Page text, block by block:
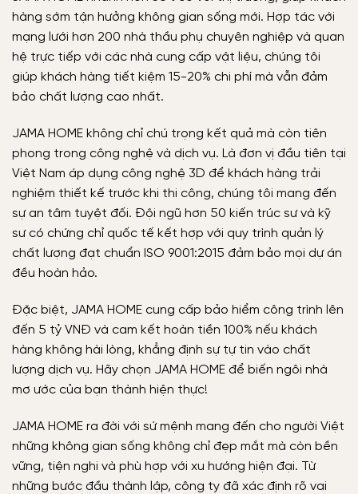
hàng sớm tận hưởng không gian sống mới. Hợp tác với
mạng lưới hơn 200 nhà thầu phụ chuyên nghiệp và quan
hệ trực tiếp với các nhà cung cấp vật liệu, chúng tôi
giúp khách hàng tiết kiệm 15-20% chi phí mà vẫn đảm
bảo chất lượng cao nhất.
JAMA HOME không chỉ chú trọng kết quả mà còn tiên
phong trong công nghệ và dịch vụ. Là đơn vị đầu tiên tại
Việt Nam áp dụng công nghệ 3D để khách hàng trải
nghiệm thiết kế trước khi thi công, chúng tôi mang đến
sự an tâm tuyệt đối. Đội ngũ hơn 50 kiến trúc sư và kỹ
sư có chứng chỉ quốc tế kết hợp với quy trình quản lý
chất lượng đạt chuẩn ISO 9001:2015 đảm bảo mọi dự án
đều hoàn hảo.
Đặc biệt, JAMA HOME cung cấp bảo hiểm công trình lên
đến 5 tỷ VNĐ và cam kết hoàn tiền 100% nếu khách
hàng không hài lòng, khẳng định sự tự tin vào chất
lượng dịch vụ. Hãy chọn JAMA HOME để biến ngôi nhà
mơ ước của bạn thành hiện thực!
JAMA HOME ra đời với sứ mệnh mang đến cho người Việt
những không gian sống không chỉ đẹp mắt mà còn bền
vững, tiện nghi và phù hợp với xu hướng hiện đại. Từ
những bước đầu thành lập, công ty đã xác định rõ vai